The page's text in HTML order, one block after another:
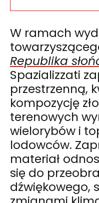
W ramach
Republika
Spazializzati
przestrzenną,
kompozycję
terenowych
wielorybów i
lodowców.
materiał
się do
dźwiękowego,